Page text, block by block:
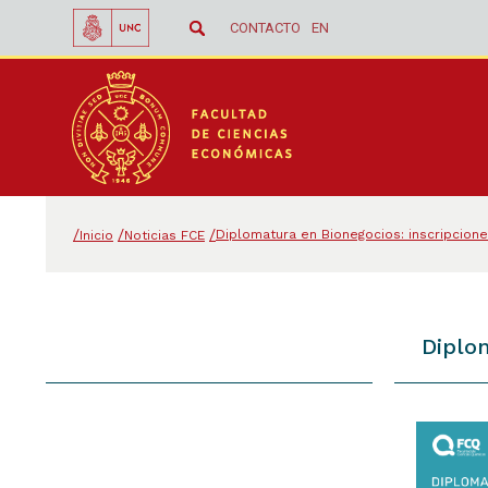
CONTACTO EN
Inicio Noticias FCE Diplomatura en Bionegocios: